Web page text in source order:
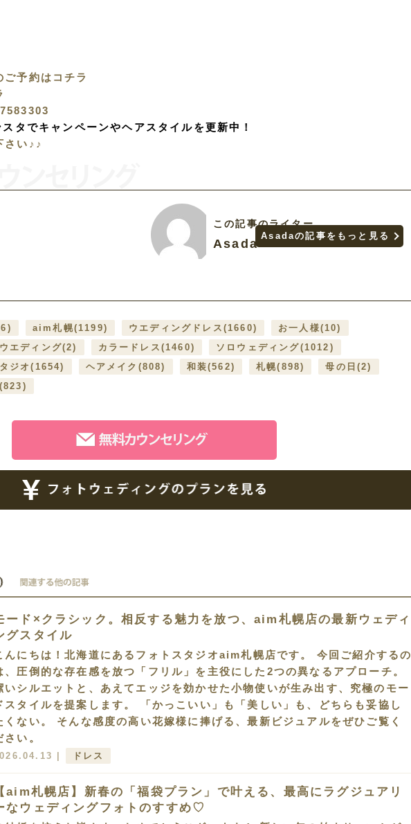
予約はコチラ
タでキャンペーンやヘアスタイルを更新中！
さい♪♪
この記事のライター
Asada
Asadaの記事をもっと見る
aim札幌(1199) ウエディングドレス (1660) お一人様(10)
エディング(2) カラードレス (1460) ソロウェディング(1012)
ジオ(1654) ヘアメイク (808) 和装(562) 札幌(898) 母の日(2)
(823)
ード×クラシック。相反する魅力を放つ、aim札幌店の最新ウェディ
グスタイル
んにちは！北海道にあるフォトスタジオaim札幌店です。 今回ご紹介するの
、圧倒的な存在感を放つ「フリル」を主役にした2つの異なるアプローチ。
いシルエットと、あえてエッジを効かせた小物使いが生み出す、究極のモー
スタイルを提案します。 「かっこいい」も「美しい」も、どちらも妥協し
くない。 そんな感度の高い花嫁様に捧げる、最新ビジュアルをぜひご覧く
さい。
| ドレス
【aim札幌店】新春の「福袋プラン」で叶える、最高にラグジュアリ
なウェディングフォトのすすめ♡